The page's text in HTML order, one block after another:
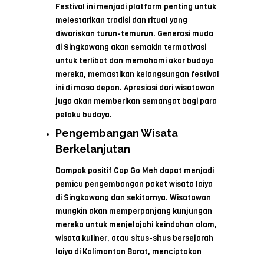
Festival ini menjadi platform penting untuk
melestarikan tradisi dan ritual yang
diwariskan turun-temurun. Generasi muda
di Singkawang akan semakin termotivasi
untuk terlibat dan memahami akar budaya
mereka, memastikan kelangsungan festival
ini di masa depan. Apresiasi dari wisatawan
juga akan memberikan semangat bagi para
pelaku budaya.
Pengembangan Wisata
Berkelanjutan
Dampak positif Cap Go Meh dapat menjadi
pemicu pengembangan paket wisata laiya
di Singkawang dan sekitarnya. Wisatawan
mungkin akan memperpanjang kunjungan
mereka untuk menjelajahi keindahan alam,
wisata kuliner, atau situs-situs bersejarah
laiya di Kalimantan Barat, menciptakan